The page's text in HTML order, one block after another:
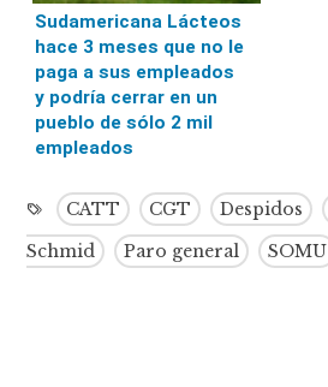
Sudamericana Lácteos
hace 3 meses que no le
paga a sus empleados
y podría cerrar en un
pueblo de sólo 2 mil
empleados
CATT CGT Despidos
Schmid
Paro general SOMU